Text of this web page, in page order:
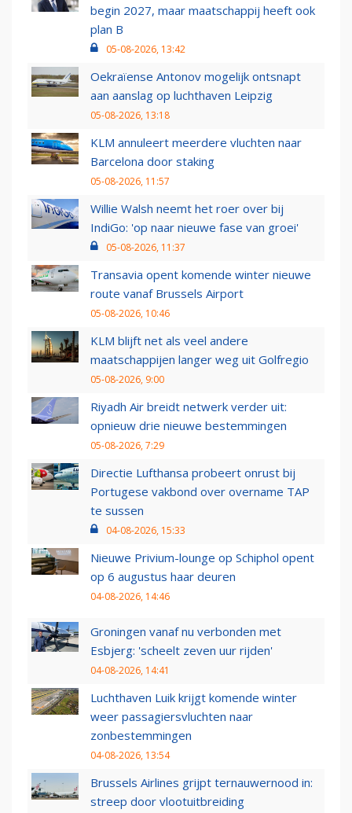
begin 2027, maar maatschappij heeft ook
plan B
05-08-2026, 13:42
Oekraïense Antonov mogelijk ontsnapt
aan aanslag op luchthaven Leipzig
05-08-2026, 13:18
KLM annuleert meerdere vluchten naar
Barcelona door staking
05-08-2026, 11:57
Willie Walsh neemt het roer over bij
IndiGo: 'op naar nieuwe fase van groei'
05-08-2026, 11:37
Transavia opent komende winter nieuwe
route vanaf Brussels Airport
05-08-2026, 10:46
KLM blijft net als veel andere
maatschappijen langer weg uit Golfregio
05-08-2026, 9:00
Riyadh Air breidt netwerk verder uit:
opnieuw drie nieuwe bestemmingen
05-08-2026, 7:29
Directie Lufthansa probeert onrust bij
Portugese vakbond over overname TAP
te sussen
04-08-2026, 15:33
Nieuwe Privium-lounge op Schiphol opent
op 6 augustus haar deuren
04-08-2026, 14:46
Groningen vanaf nu verbonden met
Esbjerg: 'scheelt zeven uur rijden'
04-08-2026, 14:41
Luchthaven Luik krijgt komende winter
weer passagiersvluchten naar
zonbestemmingen
04-08-2026, 13:54
Brussels Airlines grijpt ternauwernood in:
streep door vlootuitbreiding